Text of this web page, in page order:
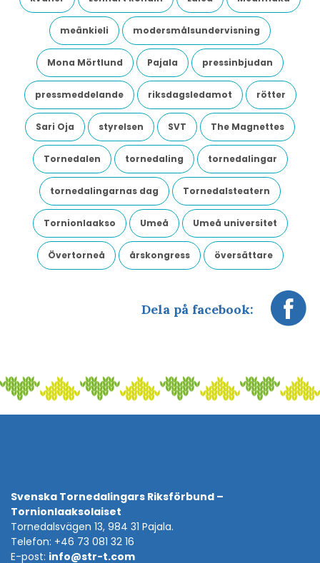
meänkieli modersmålsundervisning
Mona Mörtlund Pajala pressinbjudan
pressmeddelande riksdagsledamot rötter
Sari Oja styrelsen SVT The Magnettes
Tornedalen tornedaling tornedalingar
tornedalingarnas dag Tornedalsteatern
Tornionlaakso Umeå Umeå universitet
Övertorneå årskongress översättare
Dela på facebook:
Svenska Tornedalingars Riksförbund –
Tornionlaaksolaiset
Tornedalsvägen 13, 984 31 Pajala.
Telefon: +46 73 081 32 16
E-post: info@str-t.com